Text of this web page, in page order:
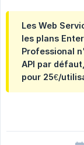
Les Web
les plans
Professional
API par
pour 25€/